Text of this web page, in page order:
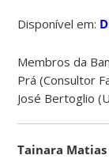
Disponível em:
Membros da
Prá (Consultor
José Bertoglio
Tainara